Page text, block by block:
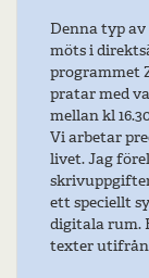
Denna typ
möts i
programmet
pratar med
mellan kl
Vi arbetar
livet. Jag
ett speciellt
digitala rum.
texter